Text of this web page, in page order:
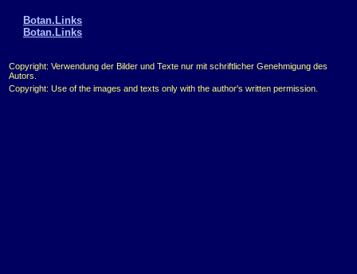
Botan.Links
Botan.Links
Copyright: Verwendung der Bilder und Texte nur mit schriftlicher Genehmigung des
Autors.
Copyright: Use of the images and texts only with the author's written permission.